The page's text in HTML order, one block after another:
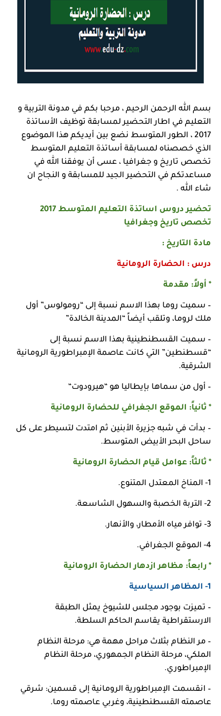
بسم الله الرحمن الرحيم ، مرحبا بكم في مدونة التربية و
التعليم في اطار التحضير لمسابقة توظيف الأساتذة
2017 ، الطور المتوسط نضع بين أيديكم هذا الموضوع
الذي خصصناه لمسابقة أساتذة التعليم المتوسط
تخصص تاريخ و جغرافيا ، عسى أن يوفقنا الله في
مساعدتكم في التحضير الجيد للمسابقة و النجاح ان
شاء الله .
تحضير دروس اساتذة التعليم المتوسط 2017
تخصص تاريخ وجغرافيا
مادة التاريخ :
درس : الحضارة الرومانية
* أولاً: مقدمة
– سميت روما بهذا الاسم نسبة إلى “رومولوس” أول
ملك لروما، وتلقب أيضاً “المدينة الخالدة”
– سميت القسطنطينية بهذا الاسم نسبة إلى
“قسطنطين” التي كانت عاصمة الإمبراطورية الرومانية
الشرقية.
– أول من سماها بإيطاليا هو “هيرودوت“
* ثانياً: الموقع الجغرافي للحضارة الرومانية
– بدأت في شبه جزيرة الأبنين ثم امتدت لتسيطر على كل
ساحل البحر الأبيض المتوسط.
* ثالثاً: عوامل قيام الحضارة الرومانية
1- المناخ المعتدل المتنوع.
2- التربة الخصبة والسهول الشاسعة.
3- توافر مياه الأمطار، والأنهار.
4- الموقع الجغرافي.
* رابعاً: مظاهر ازدهار الحضارة الرومانية
1- المظاهر السياسية
– تميزت بوجود مجلس للشيوخ يمثل الطبقة
الارستقراطية يقاسم الحاكم السلطة.
– مر النظام بثلاث مراحل مهمة هي: مرحلة النظام
الملكي، مرحلة النظام الجمهوري، مرحلة النظام
الإمبراطوري.
– انقسمت الإمبراطورية الرومانية إلى قسمين: شرقي
عاصمته القسطنطينية، وغربي عاصمته روما.